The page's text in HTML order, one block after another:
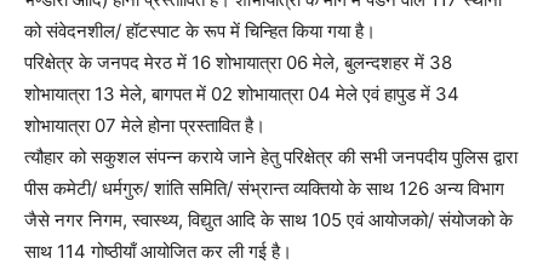
को संवेदनशील/ हॉटस्पाट के रूप में चिन्हित किया गया है।
परिक्षेत्र के जनपद मेरठ में 16 शोभायात्रा 06 मेले, बुलन्दशहर में 38
शोभायात्रा 13 मेले, बागपत में 02 शोभायात्रा 04 मेले एवं हापुड में 34
शोभायात्रा 07 मेले होना प्रस्तावित है।
त्यौहार को सकुशल संपन्न कराये जाने हेतु परिक्षेत्र की सभी जनपदीय पुलिस द्वारा
पीस कमेटी/ धर्मगुरु/ शांति समिति/ संभ्रान्त व्यक्तियो के साथ 126 अन्य विभाग
जैसे नगर निगम, स्वास्थ्य, विद्युत आदि के साथ 105 एवं आयोजको/ संयोजको के
साथ 114 गोष्ठीयाँ आयोजित कर ली गई है।